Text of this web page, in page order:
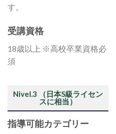
す。
受講資格
18歳以上 ※高校卒業資格必
須
Nivel.3 （日本S級ライセン
スに相当）
指導可能カテゴリー